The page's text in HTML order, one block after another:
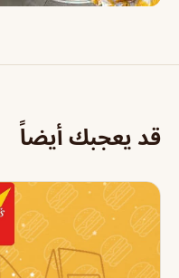
قد يعجبك أيضاً